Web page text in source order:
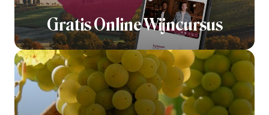
Gratis Online Wijncursus